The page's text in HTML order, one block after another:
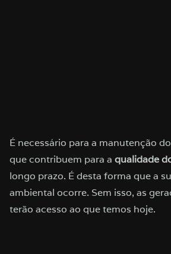
É necessário para a manutenção
que contribuem para a qualidade
longo prazo. É desta forma que a
ambiental ocorre. Sem isso, as
terão acesso ao que temos hoje.